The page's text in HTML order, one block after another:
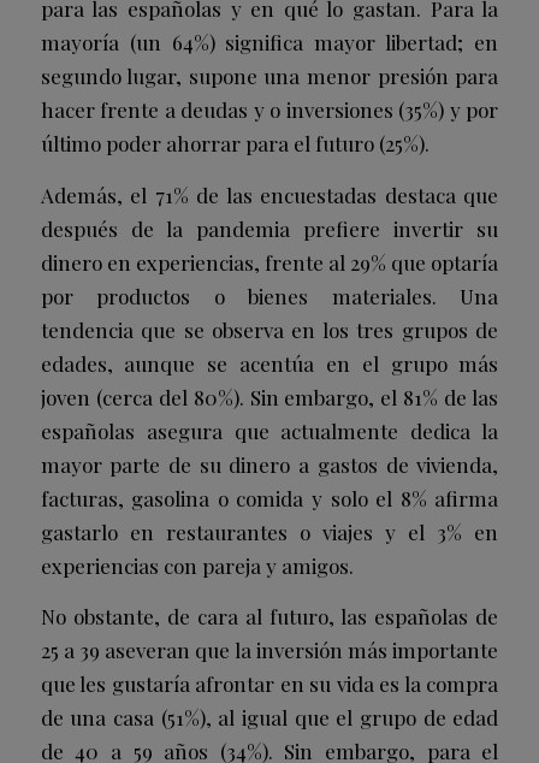
para las españolas y en qué lo gastan. Para la
mayoría (un 64%) significa mayor libertad; en
segundo lugar, supone una menor presión para
hacer frente a deudas y o inversiones (35%) y por
último poder ahorrar para el futuro (25%).
Además, el 71% de las encuestadas destaca que
después de la pandemia prefiere invertir su
dinero en experiencias, frente al 29% que optaría
por productos o bienes materiales. Una
tendencia que se observa en los tres grupos de
edades, aunque se acentúa en el grupo más
joven (cerca del 80%). Sin embargo, el 81% de las
españolas asegura que actualmente dedica la
mayor parte de su dinero a gastos de vivienda,
facturas, gasolina o comida y solo el 8% afirma
gastarlo en restaurantes o viajes y el 3% en
experiencias con pareja y amigos.
No obstante, de cara al futuro, las españolas de
25 a 39 aseveran que la inversión más importante
que les gustaría afrontar en su vida es la compra
de una casa (51%), al igual que el grupo de edad
de 40 a 59 años (34%). Sin embargo, para el